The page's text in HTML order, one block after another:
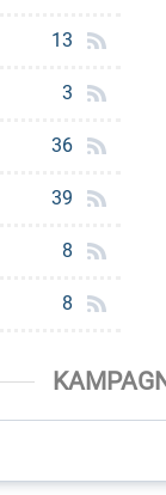
13
3
36
39
8
8